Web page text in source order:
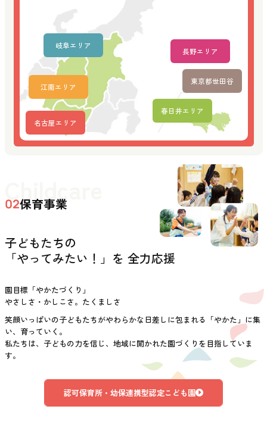
名古屋エリア
江南エリア
春日井エリア
岐阜エリア
長野エリア
東京都世田谷
Childcare
02保育事業
子どもたちの
「やってみたい！」を 全力応援
園目標「やかたづくり」
やさしさ・かしこさ。たくましさ
笑顔いっぱいの子どもたちがやわらかな日差しに包まれる「やかた」に集
い、育っていく。
私たちは、子どもの力を信じ、地域に開かれた園づくりを目指していま
す。
認可保育所・幼保連携型認定こども園